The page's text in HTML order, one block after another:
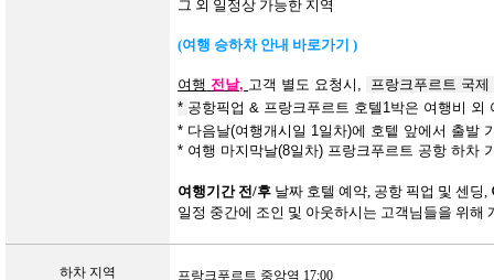
그 외 일정상 가능한 지역
(여행 승하차 안내 바로가기 )
여행 전날, 고객 별도 요청시 ,
프랑크푸르트 국제
* 공항픽업 & 프랑크푸르트 호텔 1박은 여행비 외
* 다음날(여행개시일 1일차)에 호텥 앞에서 출발
* 여행 마지막날(8일차) 프랑크푸르트 공항 하차
여행기간 전/후 날짜 호텔 예약, 공항 픽업 및 센딩,
일정 중간에 조인 및 아웃하시는 고객님들을 위해
하차 지역 프랑크푸르트 중앙역 17:00